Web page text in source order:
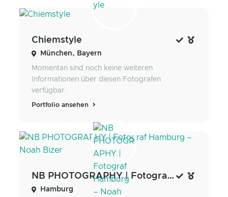
Chiemstyle
München, Bayern
Momentan sind noch keine weiteren
Informationen über diesen Fotografen
verfügbar.
Portfolio ansehen
NB PHOTOGRAPHY | Fotograf Hamburg – Noah Bizer
Hamburg